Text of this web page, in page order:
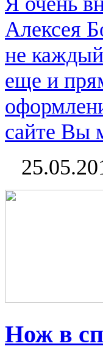
Алексея
не
еще и
сайте Вы
Нож в